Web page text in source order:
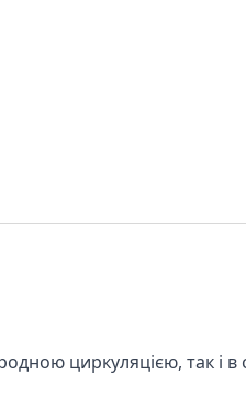
циркуляцією, так і